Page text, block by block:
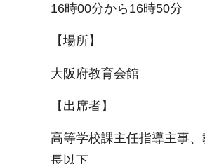
16時00分から16時50分
【場所】
大阪府教育会館
【出席者】
高等学校課主任指導主事
長以下